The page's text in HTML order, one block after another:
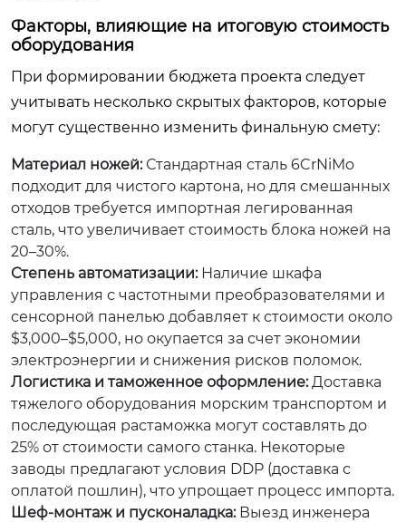
Факторы, влияющие на итоговую стоимость
оборудования
При формировании бюджета проекта следует
учитывать несколько скрытых факторов, которые
могут существенно изменить финальную смету:
Материал ножей:Стандартная сталь 6CrNiMo
подходит для чистого картона, но для смешанных
отходов требуется импортная легированная
сталь, что увеличивает стоимость блока ножей на
20–30%.
Степень автоматизации:Наличие шкафа
управления с частотными преобразователями и
сенсорной панелью добавляет к стоимости около
$3,000–$5,000, но окупается за счет экономии
электроэнергии и снижения рисков поломок.
Логистика и таможенное оформление:Доставка
тяжелого оборудования морским транспортом и
последующая растаможка могут составлять до
25% от стоимости самого станка. Некоторые
заводы предлагают условия DDP (доставка с
оплатой пошлин), что упрощает процесс импорта.
Шеф-монтаж и пусконаладка:Выезд инженера